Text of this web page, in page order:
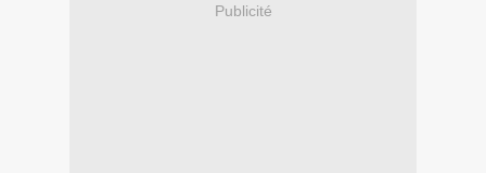
Publicité